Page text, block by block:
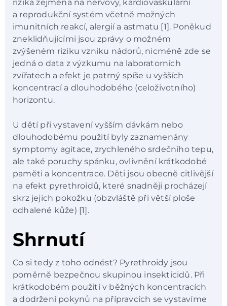
rizika zejména na nervový, kardiovaskulární
a reprodukční systém včetně možných
imunitních reakcí, alergií a astmatu [1]. Poněkud
zneklidňujícími jsou zprávy o možném
zvýšeném riziku vzniku nádorů, nicméně zde se
jedná o data z výzkumu na laboratorních
zvířatech a efekt je patrný spíše u vyšších
koncentrací a dlouhodobého (celoživotního)
horizontu.
U dětí při vystavení vyšším dávkám nebo
dlouhodobému použití byly zaznamenány
symptomy agitace, zrychleného srdečního tepu,
ale také poruchy spánku, ovlivnění krátkodobé
paměti a koncentrace. Děti jsou obecně citlivější
na efekt pyrethroidů, které snadněji procházejí
skrz jejich pokožku (obzvláště při větší ploše
odhalené kůže) [1].
Shrnutí
Co si tedy z toho odnést? Pyrethroidy jsou
poměrně bezpečnou skupinou insekticidů. Při
krátkodobém použití v běžných koncentracích
a dodržení pokynů na přípravcích se vystavíme